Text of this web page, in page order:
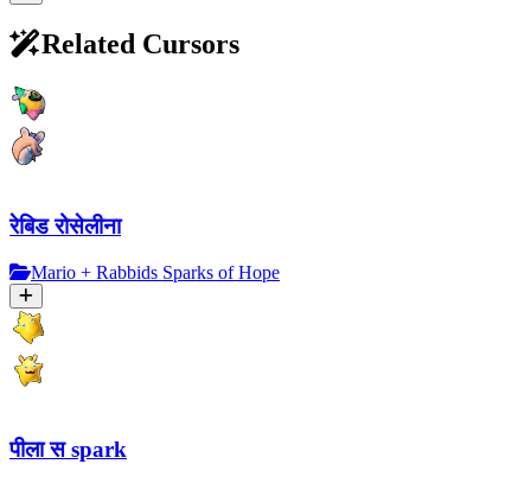
Related Cursors
रेबिड रोसेलीना
Mario + Rabbids Sparks of Hope
पीला स spark